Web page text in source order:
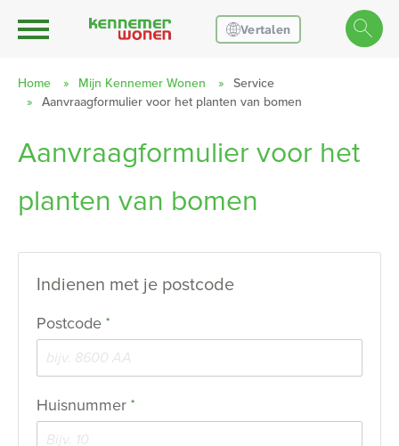
Naar de homepage
Ga naar Hoofd Vertalen
Home Mijn Kennemer Wonen
Service
Aanvraagformulier voor het planten van bomen
Aanvraagformulier voor het
planten van bomen
Indienen met je postcode
Postcode *
Huisnummer *